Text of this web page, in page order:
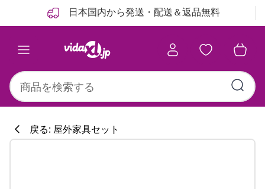
日本国内から発送・配送＆返品無料
戻る: 屋外家具セット